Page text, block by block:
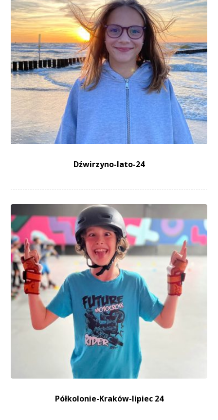
Dźwirzyno-lato-24
Półkolonie-Kraków-lipiec 24